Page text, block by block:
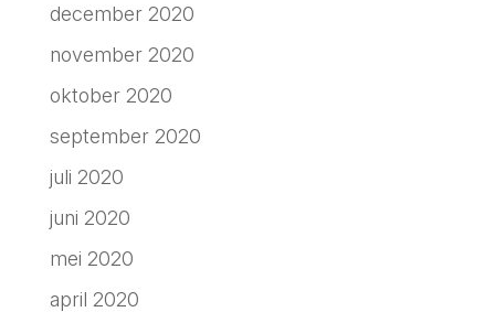
december 2020
november 2020
oktober 2020
september 2020
juli 2020
juni 2020
mei 2020
april 2020